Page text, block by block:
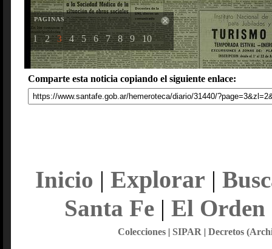
PAGINAS
1 2 3 4 5 6 7 8 9 10
Comparte esta noticia copiando el siguiente enlace:
Inicio | Explorar |
Santa Fe| El Orden
Colecciones| SIPAR | Decretos